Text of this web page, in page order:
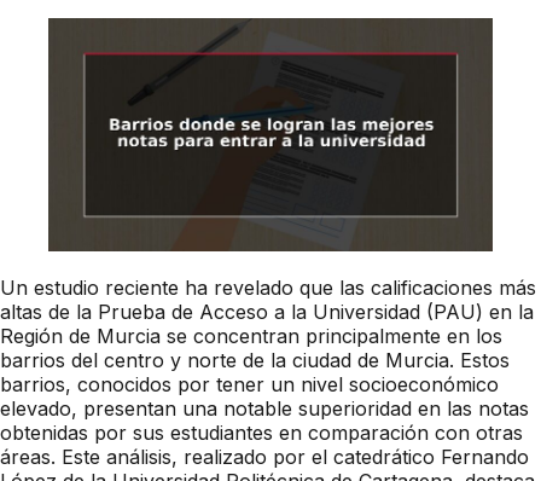
Un estudio reciente ha revelado que las calificaciones más
altas de la Prueba de Acceso a la Universidad (PAU) en la
Región de Murcia se concentran principalmente en los
barrios del centro y norte de la ciudad de Murcia. Estos
barrios, conocidos por tener un nivel socioeconómico
elevado, presentan una notable superioridad en las notas
obtenidas por sus estudiantes en comparación con otras
áreas. Este análisis, realizado por el catedrático Fernando